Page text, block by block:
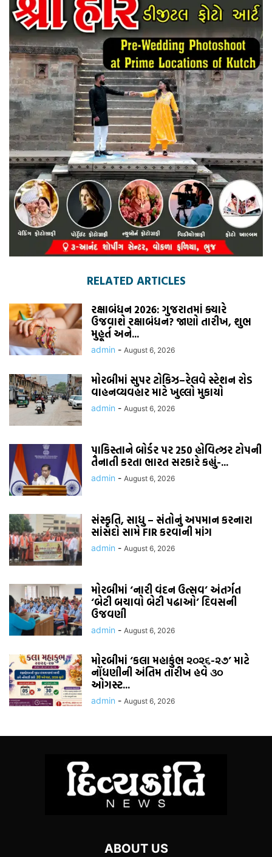
RELATED ARTICLES
રક્ષાબંધન 2026: ગુજરાતમાં ક્યારે
ઉજવાશે રક્ષાબંધન? જાણો તારીખ, શુભ
મુહૂર્ત અને...
admin - August 6, 2026
મોરબીમાં સુપર ટોકિઝ–રેલવે સ્ટેશન રોડ
વાહનવ્યવહાર માટે ખુલ્લો મુકાયો
admin - August 6, 2026
પાકિસ્તાને બોર્ડર પર 250 હોવિત્ઝર ટોપની
તૈનાતી કરતા ભારત સરકારે કહ્યું-...
admin - August 6, 2026
સંસ્કૃતિ, સાધુ – સંતોનું અપમાન કરનારા
સાંસદો સામે FIR કરવાની માંગ
admin - August 6, 2026
મોરબીમાં ‘નારી વંદન ઉત્સવ’ અંતર્ગત
‘બેટી બચાવો બેટી પઢાઓ’ દિવસની
ઉજવણી
admin - August 6, 2026
મોરબીમાં ‘કલા મહાકુંભ ૨૦૨૬-૨૭’ માટે
નોંધણીની અંતિમ તારીખ હવે ૩૦
ઓગસ્ટ...
admin - August 6, 2026
ABOUT US